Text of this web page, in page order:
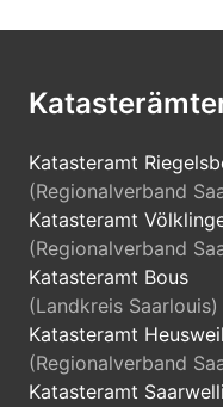
Katasteramt
(Regionalverband
Katasteramt
(Regionalverband
Katasteramt Bous
(Landkreis Saarlouis)
Katasteramt
(Regionalverband
Katasteramt